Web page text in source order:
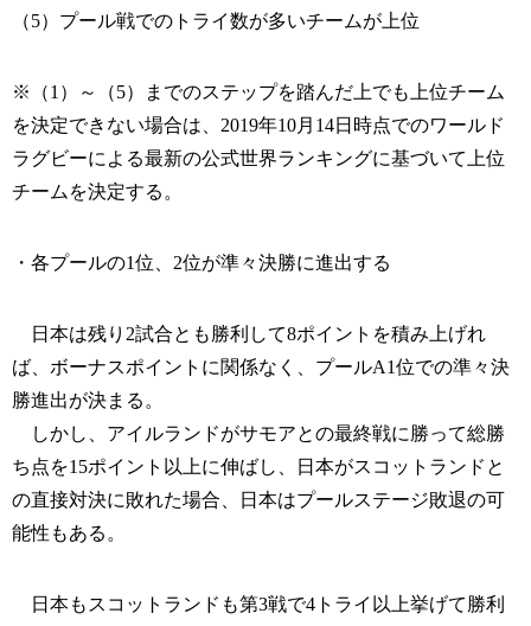
（5）プール戦でのトライ数が多いチームが上位
※（1）～（5）までのステップを踏んだ上でも上位チーム
を決定できない場合は、2019年10月14日時点でのワールド
ラグビーによる最新の公式世界ランキングに基づいて上位
チームを決定する。
・各プールの1位、2位が準々決勝に進出する
日本は残り2試合とも勝利して8ポイントを積み上げれ
ば、ボーナスポイントに関係なく、プールA1位での準々決
勝進出が決まる。
しかし、アイルランドがサモアとの最終戦に勝って総勝
ち点を15ポイント以上に伸ばし、日本がスコットランドと
の直接対決に敗れた場合、日本はプールステージ敗退の可
能性もある。
日本もスコットランドも第3戦で4トライ以上挙げて勝利